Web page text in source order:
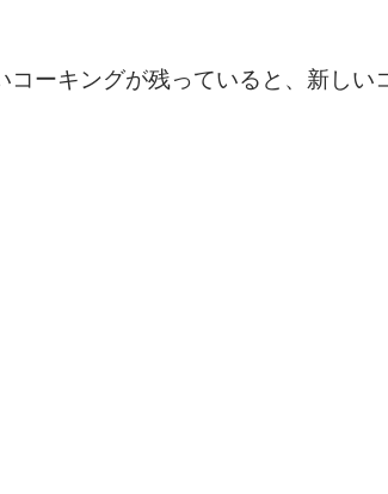
ーキングが残っていると、新しい